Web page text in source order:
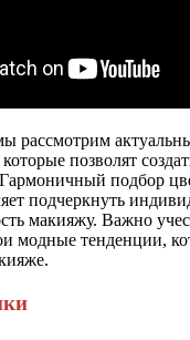
рассмотрим
позволят
подбор
подчеркнуть
макияжу. Важно
модные тенденции,